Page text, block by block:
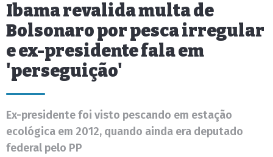
Ibama revalida multa de
Bolsonaro por pesca irregular
e ex-presidente fala em
'perseguição'
Ex-presidente foi visto pescando em estação
ecológica em 2012, quando ainda era deputado
federal pelo PP